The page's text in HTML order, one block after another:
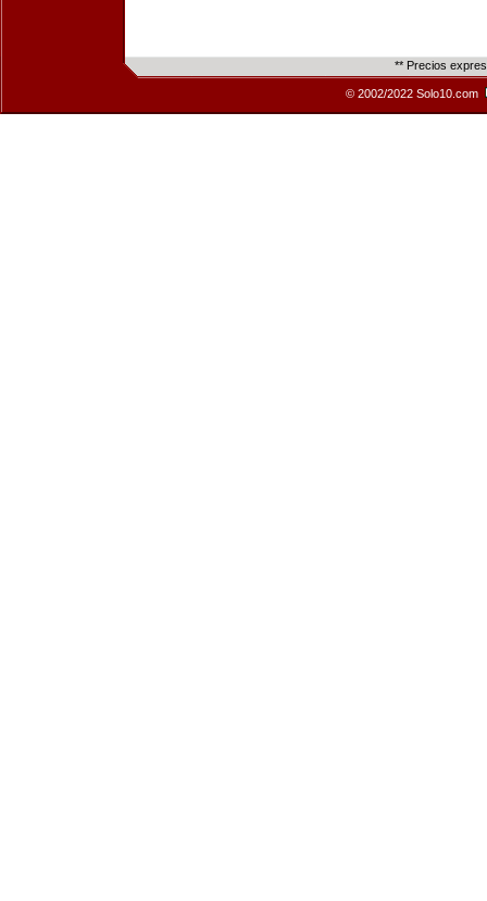
** Precios
© 2002/2022 Solo10.com